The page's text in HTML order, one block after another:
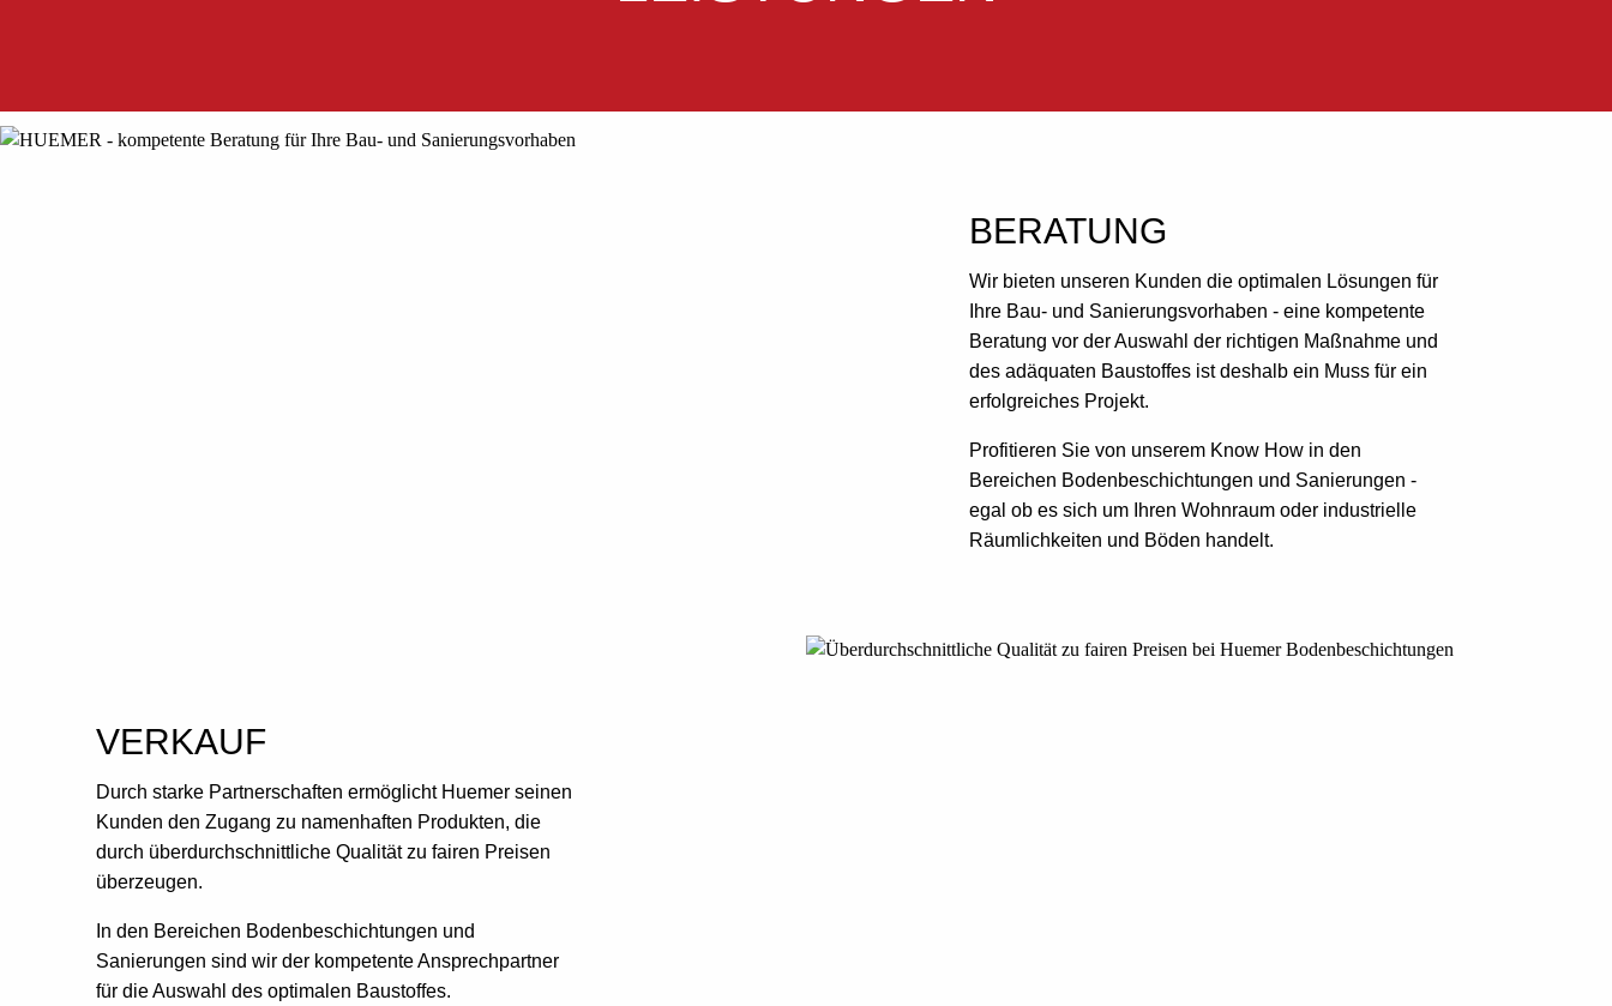
BERATUNG
Wir bieten unseren Kunden die optimalen Lösungen für
Ihre Bau- und Sanierungsvorhaben - eine kompetente
Beratung vor der Auswahl der richtigen Maßnahme und
des adäquaten Baustoffes ist deshalb ein Muss für ein
erfolgreiches Projekt.
Profitieren Sie von unserem Know How in den
Bereichen Bodenbeschichtungen und Sanierungen -
egal ob es sich um Ihren Wohnraum oder industrielle
Räumlichkeiten und Böden handelt.
VERKAUF
Durch starke Partnerschaften ermöglicht Huemer seinen
Kunden den Zugang zu namenhaften Produkten, die
durch überdurchschnittliche Qualität zu fairen Preisen
überzeugen.
In den Bereichen Bodenbeschichtungen und
Sanierungen sind wir der kompetente Ansprechpartner
für die Auswahl des optimalen Baustoffes.